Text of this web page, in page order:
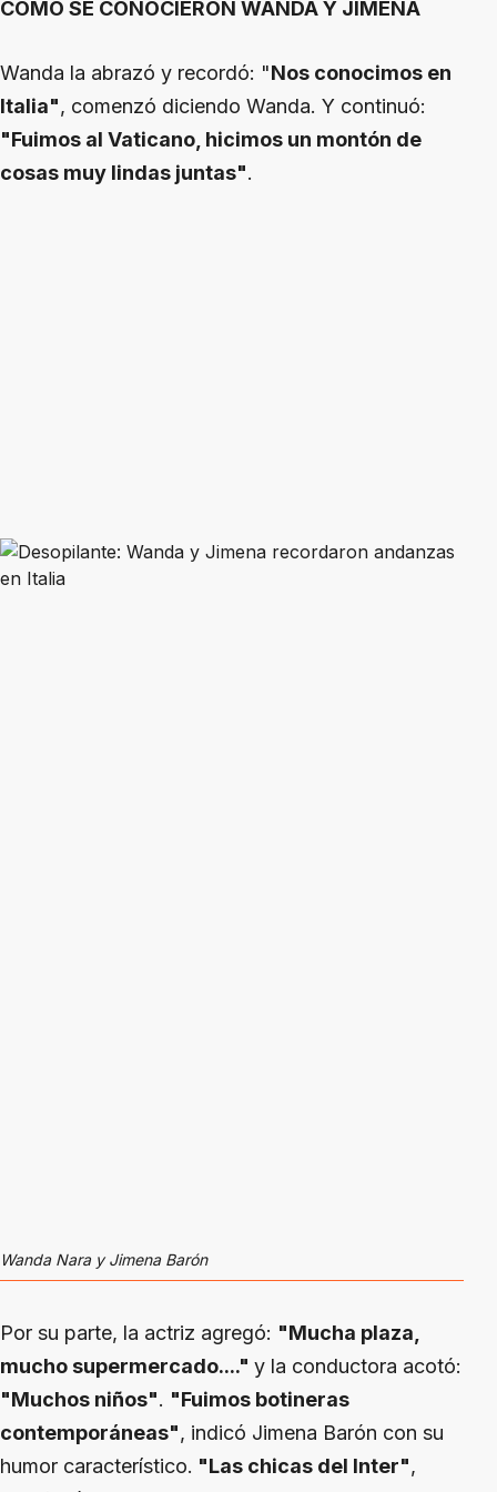
CÓMO SE CONOCIERON WANDA Y JIMENA
Wanda la abrazó y recordó: "Nos conocimos en
Italia", comenzó diciendo Wanda. Y continuó:
"Fuimos al Vaticano, hicimos un montón de
cosas muy lindas juntas".
Wanda Nara y Jimena Barón
Por su parte, la actriz agregó: "Mucha plaza,
mucho supermercado...." y la conductora acotó:
"Muchos niños". "Fuimos botineras
contemporáneas", indicó Jimena Barón con su
humor característico. "Las chicas del Inter",